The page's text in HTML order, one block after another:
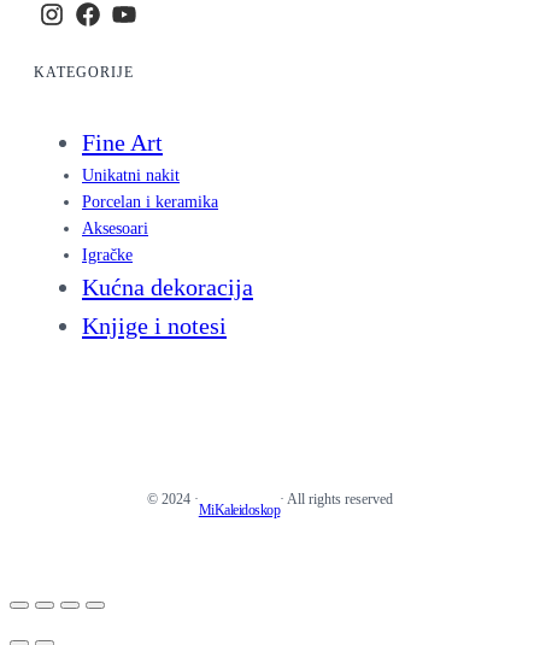
KATEGORIJE
Fine Art
Unikatni nakit
Porcelan i keramika
Aksesoari
Igračke
Kućna dekoracija
Knjige i notesi
© 2024 ·
MiKaleidoskop
· All rights reserved